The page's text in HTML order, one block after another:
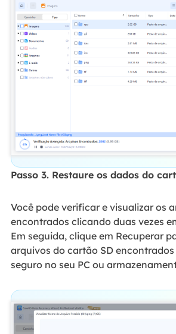
Passo 3. Restaure os dados do
Você pode verificar e visualizar os
encontrados clicando duas vezes
Em seguida, clique em Recuperar
arquivos do cartão SD
seguro no seu PC ou